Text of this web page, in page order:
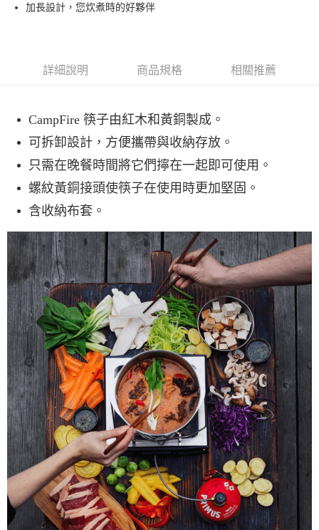
聯邦商業銀行
台灣樂天信用卡公司
每筆NT$60，滿NT$490(含以上)免運費
每筆NT$60，滿NT$490(含以上)免運費
7-11取貨付款
每筆NT$60，滿NT$490(含以上)免運費
付款後7-11取貨
每筆NT$60，滿NT$490(含以上)免運費
宅配
每筆NT$80，滿NT$490(含以上)免運費
離島宅配
每筆NT$80，滿NT$490(含以上)免運費
付款後門市自取
免運費
加長設計，您炊煮時的好夥伴
詳細說明 商品規格 相關推薦
CampFire 筷子由紅木和黃銅製成。
可拆卸設計，方便攜帶與收納存放。
只需在晚餐時間將它們擰在一起即可使用。
螺紋黃銅接頭使筷子在使用時更加堅固。
含收納布套。